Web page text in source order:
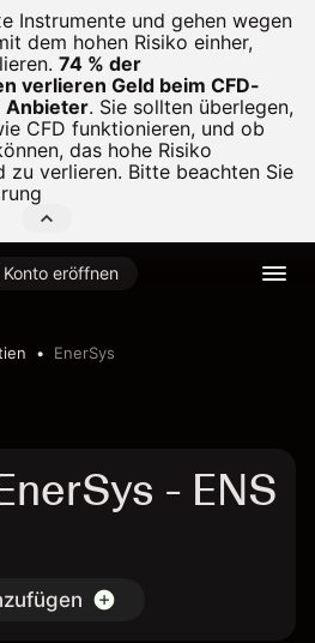
Instrumente und gehen wegen
dem hohen Risiko einher,
74 % der
verlieren Geld beim CFD-
Anbieter. Sie sollten überlegen,
CFD funktionieren, und ob
das hohe Risiko
zu verlieren. Bitte beachten Sie
Konto eröffnen
EnerSys
- ENS